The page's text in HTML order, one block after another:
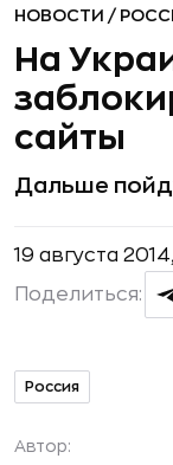
НОВОСТИ /
На
сайты
Дальше
19 августа
Поделиться:
Россия
Автор: